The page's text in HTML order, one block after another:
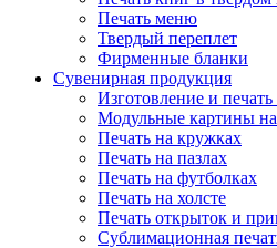
Печать меню
Твердый переплет
Фирменные бланки
Сувенирная продукция
Изготовление и
Модульные картины на
Печать на кружках
Печать на пазлах
Печать на футболках
Печать на холсте
Печать открыток и
Сублимационная